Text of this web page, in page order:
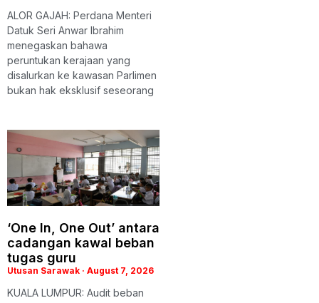
ALOR GAJAH: Perdana Menteri
Datuk Seri Anwar Ibrahim
menegaskan bahawa
peruntukan kerajaan yang
disalurkan ke kawasan Parlimen
bukan hak eksklusif seseorang
‘One In, One Out’ antara
cadangan kawal beban
tugas guru
Utusan Sarawak August 7, 2026
KUALA LUMPUR: Audit beban